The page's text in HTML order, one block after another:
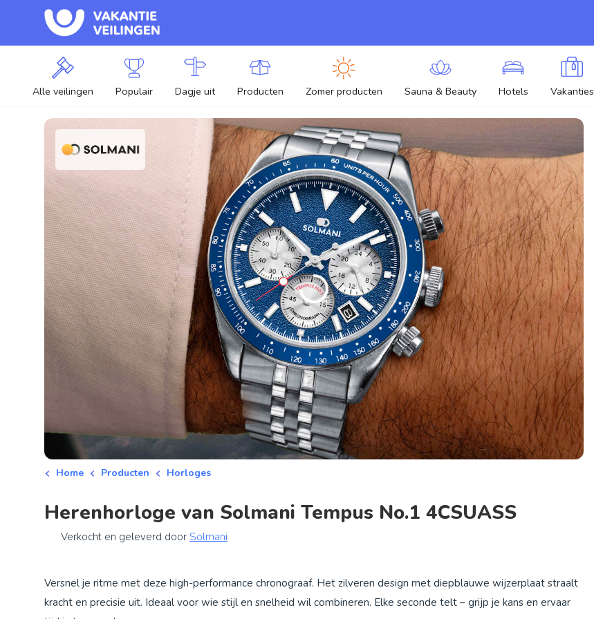
Alle veilingen Populair Dagje uit Producten Zomer producten Sauna & Beauty Hotels Vakanties
Home Producten Horloges
Herenhorloge van Solmani Tempus No.1 4CSUASS
Verkocht en geleverd door Solmani
Versnel je ritme met deze high-performance chronograaf. Het zilveren design met diepblauwe wijzerplaat straalt
kracht en precisie uit. Ideaal voor wie stijl en snelheid wil combineren. Elke seconde telt – grijp je kans en ervaar